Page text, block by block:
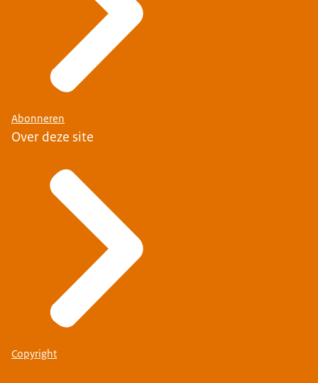
Abonneren
Over deze site
Copyright